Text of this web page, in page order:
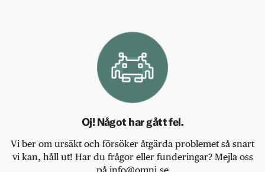
Oj! Något har gått fel.
Vi ber om ursäkt och försöker åtgärda problemet så snart
vi kan, håll ut! Har du frågor eller funderingar? Mejla oss